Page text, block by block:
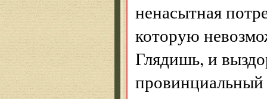
ненасытная
которую
Глядишь, и
провинциальный